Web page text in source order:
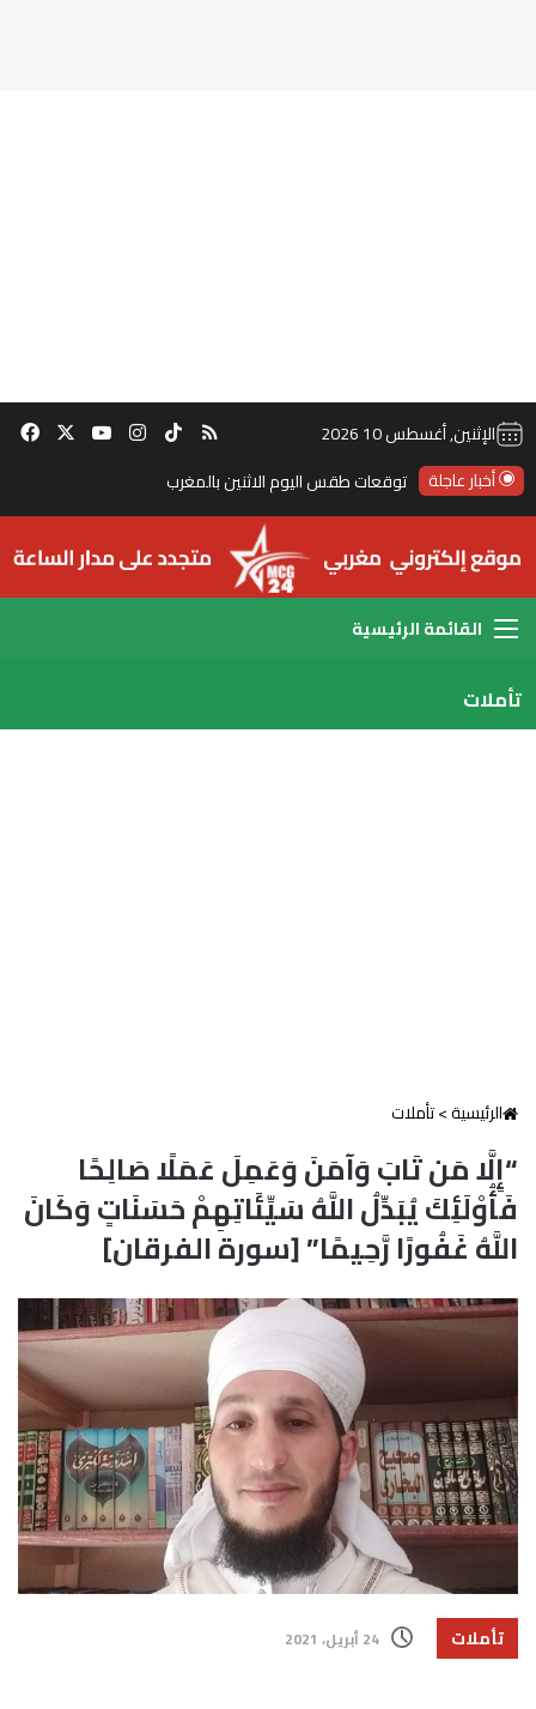
الإثنين, أغسطس 10 2026 ‫YouTubeانستقرام‫TikTok
ملخص الموقع RSS
أخبار عاجلة توقعات طقس اليوم الاثنين بالمغرب
القائمة
تأملات
الرئيسية>تأملات
“إِلَّا مَن تَابَ وَآمَنَ وَعَمِلَ عَمَلًا صَالِحًا
فَأُوْلَئِكَ يُبَدِّلُ اللَّهُ سَيِّئَاتِهِمْ حَسَنَاتٍ وَكَانَ
اللَّهُ غَفُورًا رَّحِيمًا” [سورة الفرقان]
تأملات 24 أبريل، 2021